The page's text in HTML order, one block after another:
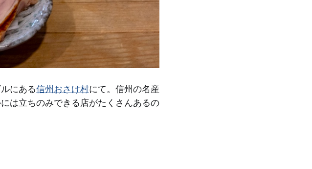
にある信州おさけ村にて。信州の名産
は立ちのみできる店がたくさんあるの